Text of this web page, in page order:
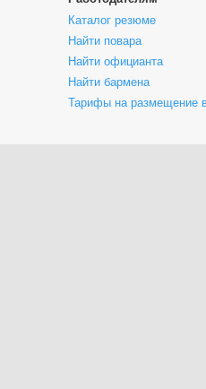
Каталог резюме
Найти повара
Найти официанта
Найти бармена
Тарифы на размещение